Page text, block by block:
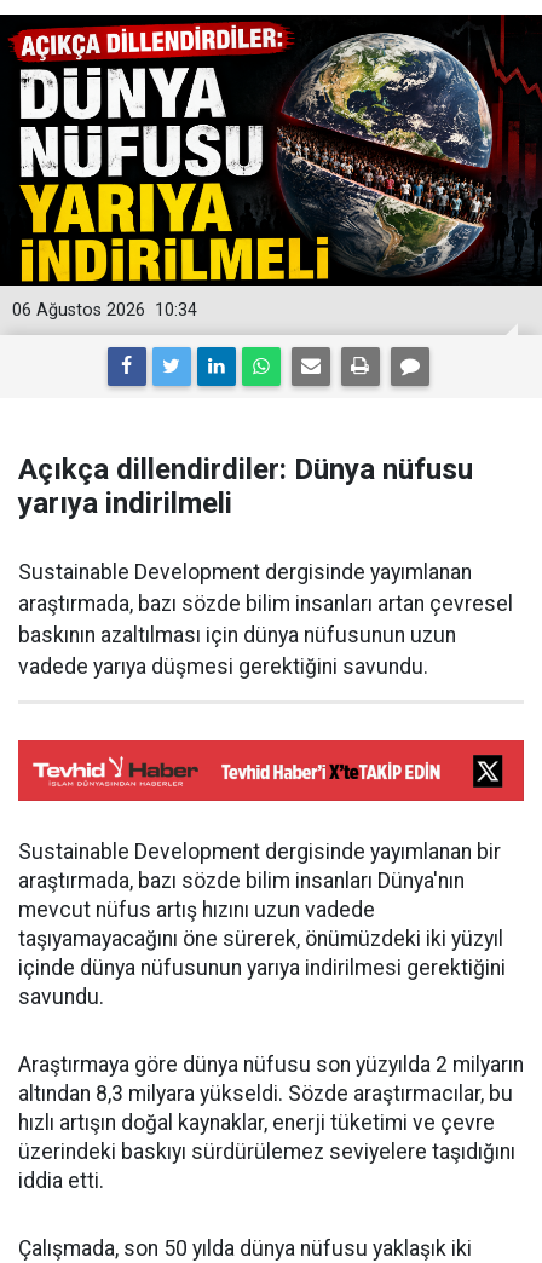
10:34
06 Ağustos 2026
Açıkça dillendirdiler: Dünya nüfusu
yarıya indirilmeli
Sustainable Development dergisinde yayımlanan
araştırmada, bazı sözde bilim insanları artan çevresel
baskının azaltılması için dünya nüfusunun uzun
vadede yarıya düşmesi gerektiğini savundu.
Sustainable Development dergisinde yayımlanan bir
araştırmada, bazı sözde bilim insanları Dünya'nın
mevcut nüfus artış hızını uzun vadede
taşıyamayacağını öne sürerek, önümüzdeki iki yüzyıl
içinde dünya nüfusunun yarıya indirilmesi gerektiğini
savundu.
Araştırmaya göre dünya nüfusu son yüzyılda 2 milyarın
altından 8,3 milyara yükseldi. Sözde araştırmacılar, bu
hızlı artışın doğal kaynaklar, enerji tüketimi ve çevre
üzerindeki baskıyı sürdürülemez seviyelere taşıdığını
iddia etti.
Çalışmada, son 50 yılda dünya nüfusu yaklaşık iki